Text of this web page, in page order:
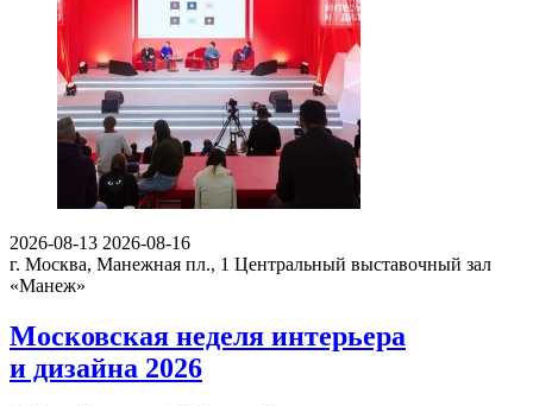
2026-08-13 2026-08-16
г. Москва, Манежная пл., 1 Центральный выставочный зал
«Манеж»
Московская неделя интерьера
и дизайна 2026